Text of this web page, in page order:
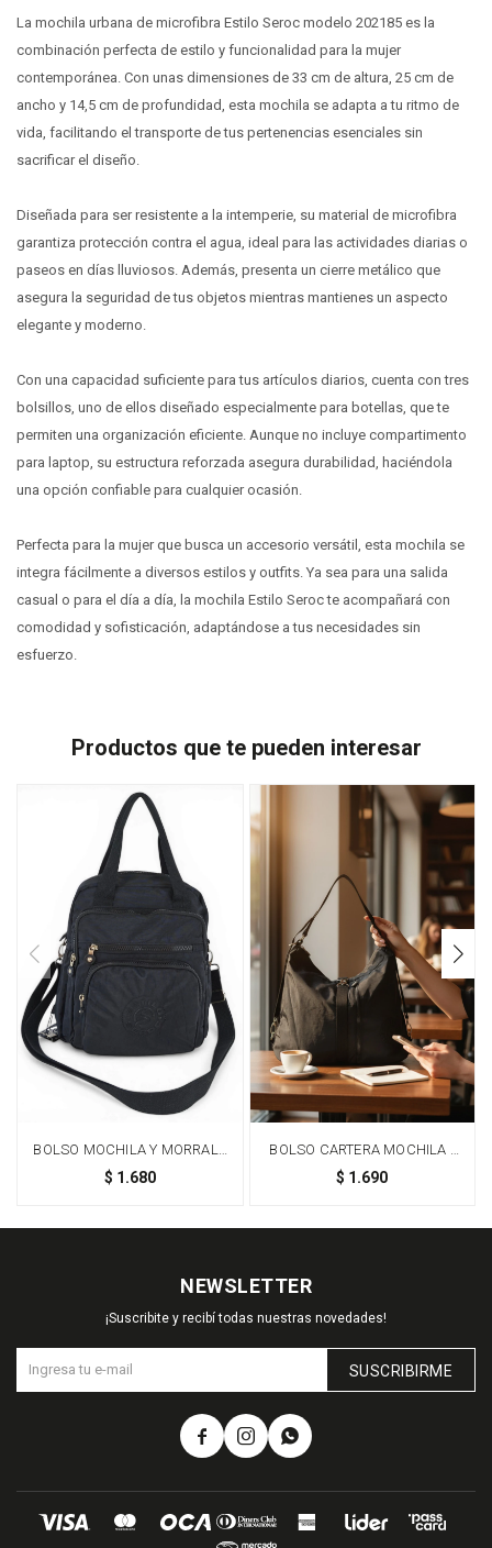
La mochila urbana de microfibra Estilo Seroc modelo 202185 es la
combinación perfecta de estilo y funcionalidad para la mujer
contemporánea. Con unas dimensiones de 33 cm de altura, 25 cm de
ancho y 14,5 cm de profundidad, esta mochila se adapta a tu ritmo de
vida, facilitando el transporte de tus pertenencias esenciales sin
sacrificar el diseño.
Diseñada para ser resistente a la intemperie, su material de microfibra
garantiza protección contra el agua, ideal para las actividades diarias o
paseos en días lluviosos. Además, presenta un cierre metálico que
asegura la seguridad de tus objetos mientras mantienes un aspecto
elegante y moderno.
Con una capacidad suficiente para tus artículos diarios, cuenta con tres
bolsillos, uno de ellos diseñado especialmente para botellas, que te
permiten una organización eficiente. Aunque no incluye compartimento
para laptop, su estructura reforzada asegura durabilidad, haciéndola
una opción confiable para cualquier ocasión.
Perfecta para la mujer que busca un accesorio versátil, esta mochila se
integra fácilmente a diversos estilos y outfits. Ya sea para una salida
casual o para el día a día, la mochila Estilo Seroc te acompañará con
comodidad y sofisticación, adaptándose a tus necesidades sin
esfuerzo.
Productos que te pueden interesar
BOLSO MOCHILA Y MORRAL -
NEGRO
$ 1.680
BOLSO CARTERA MOCHILA -
NEGRO
$ 1.690
NEWSLETTER
¡Suscribite y recibí todas nuestras novedades!
SUSCRIBIRME
  